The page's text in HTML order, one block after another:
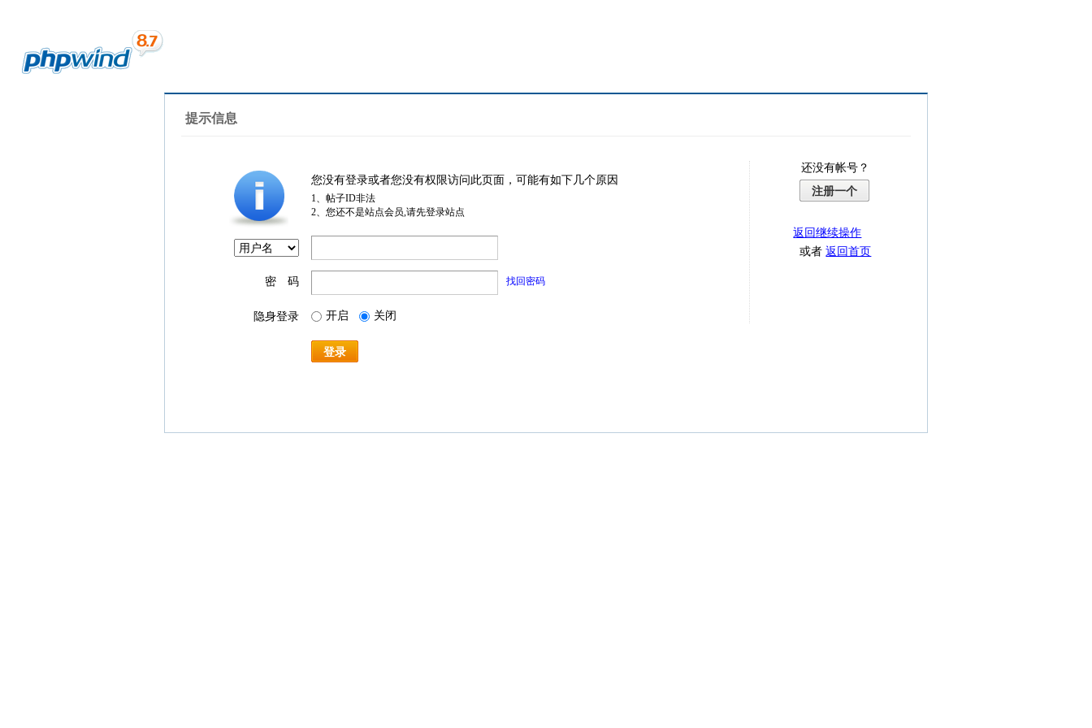
提示信息
您没有登录或者您没有权限访问此页面，可能有如下几个原因
1、帖子ID非法
2、您还不是站点会员,请先登录站点
密 码 找回密码
隐身登录 开启 关闭
登录
还没有帐号？
注册一个
返回继续操作
或者返回首页